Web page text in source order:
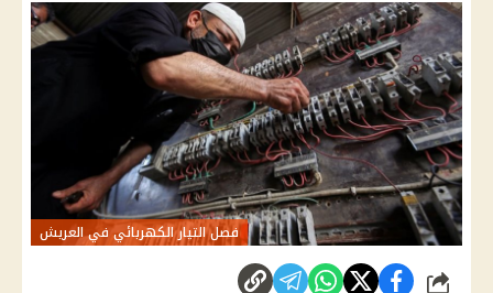
فصل التيار الكهربائي في العريش